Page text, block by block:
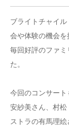
ブライトチャイ
会や体験の機会を
毎回好評のファ
た。
今回のコンサー
安紗美さん、村
ストラの有馬理